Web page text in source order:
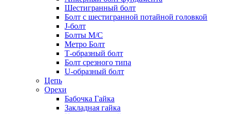
Шестигранный болт
Болт с шестигранной потайной головкой
J-болт
Болты М/С
Метро Болт
Т-образный болт
Болт срезного типа
U-образный болт
Цепь
Орехи
Бабочка Гайка
Закладная гайка